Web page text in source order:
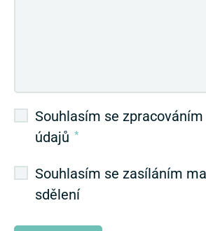
Souhlasím se
údajů *
Souhlasím se zasíláním
sdělení